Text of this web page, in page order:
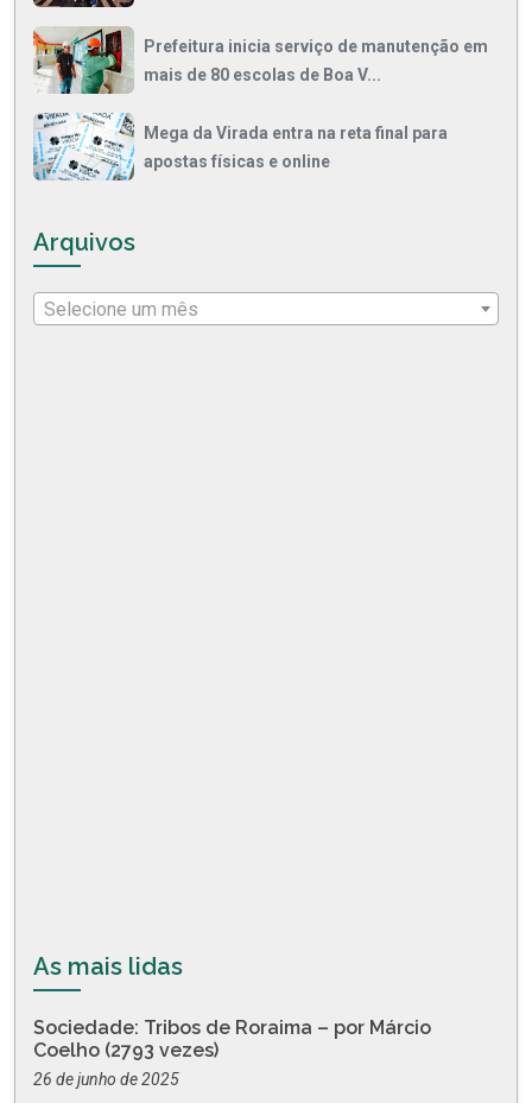
Prefeitura inicia serviço de manutenção em
mais de 80 escolas de Boa V...
Mega da Virada entra na reta final para
apostas físicas e online
Arquivos
Selecione um mês
As mais lidas
Sociedade: Tribos de Roraima – por Márcio
Coelho (2793 vezes)
26 de junho de 2025